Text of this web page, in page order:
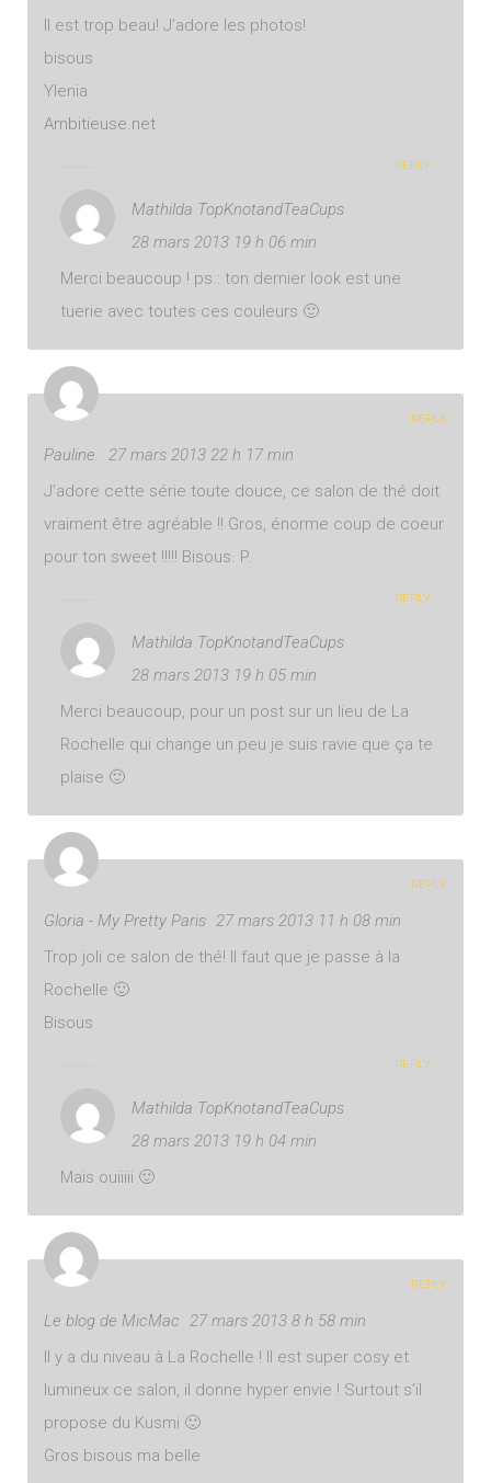
Il est trop beau! J’adore les photos!
bisous
Ylenia
Ambitieuse.net
Mathilda TopKnotandTeaCups
28 mars 2013 19 h 06 min
Merci beaucoup ! ps.: ton dernier look est une
tuerie avec toutes ces couleurs 🙂
REPLY
Pauline.
27 mars 2013 22 h 17 min
J’adore cette série toute douce, ce salon de thé doit
vraiment être agréable !! Gros, énorme coup de coeur
pour ton sweet !!!!! Bisous. P.
REPLY
Mathilda TopKnotandTeaCups
28 mars 2013 19 h 05 min
Merci beaucoup, pour un post sur un lieu de La
Rochelle qui change un peu je suis ravie que ça te
plaise 🙂
REPLY
Gloria - My Pretty Paris 27 mars 2013 11 h 08 min
Trop joli ce salon de thé! Il faut que je passe à la
Rochelle 🙂
Bisous
REPLY
Mathilda TopKnotandTeaCups
28 mars 2013 19 h 04 min
Mais ouiiiii 🙂
REPLY
Le blog de MicMac
27 mars 2013 8 h 58 min
Il y a du niveau à La Rochelle ! Il est super cosy et
lumineux ce salon, il donne hyper envie ! Surtout s’il
propose du Kusmi 🙂
Gros bisous ma belle
REPLY